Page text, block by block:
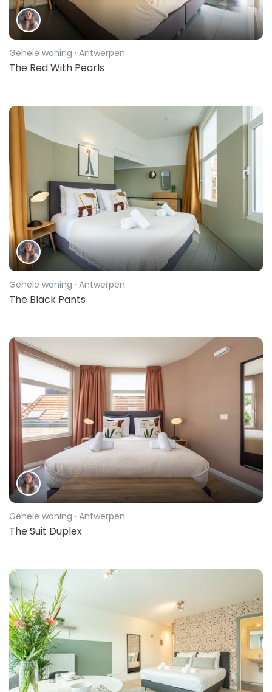
Gehele woning · Antwerpen
The Red With Pearls
Gehele woning · Antwerpen
The Black Pants
Gehele woning · Antwerpen
The Suit Duplex